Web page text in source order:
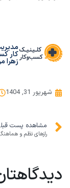
کار
زهرا
شهریور 31, 1404
مشاهده پست